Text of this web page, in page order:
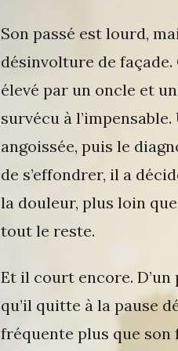
Son passé est lourd,
désinvolture de façade.
élevé par un oncle et
survécu à
angoissée, puis le
de s’effondrer, il a
la douleur, plus loin
tout le reste.
Et il court encore. D’un
qu’il quitte à la pause
fréquente plus que son